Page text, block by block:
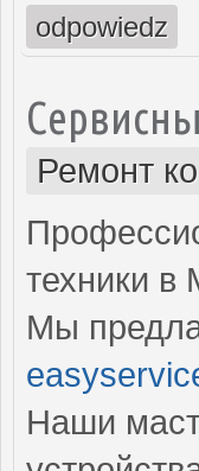
odpowiedz
Ремонт
техники в
Мы
Наши